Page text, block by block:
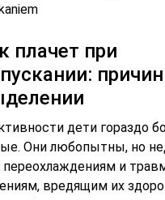
плачет при
дети гораздо
Они любопытны, но
переохлаждениям и
вредящим их